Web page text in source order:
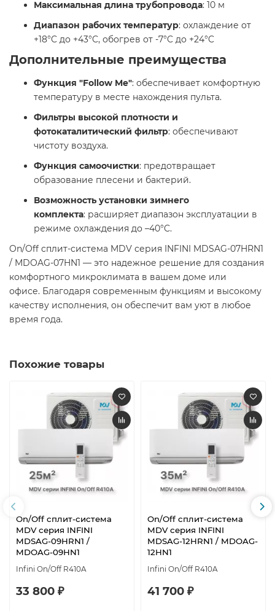
Максимальная длина трубопровода: 10 м
Диапазон рабочих температур: охлаждение от
+18°C до +43°C, обогрев от -7°C до +24°C ​
Дополнительные преимущества
Функция "Follow Me": обеспечивает комфортную
температуру в месте нахождения пульта.
Фильтры высокой плотности и
фотокаталитический фильтр: обеспечивают
чистоту воздуха.
Функция самоочистки: предотвращает
образование плесени и бактерий.
Возможность установки зимнего
комплекта: расширяет диапазон эксплуатации в
режиме охлаждения до –40°C. ​
On/Off cплит-система MDV серия INFINI MDSAG-07HRN1
/ MDOAG-07HN1 — это надежное решение для создания
комфортного микроклимата в вашем доме или
офисе. Благодаря современным функциям и высокому
качеству исполнения, он обеспечит вам уют в любое
время года.
Похожие товары
On/Off cплит-система
MDV серия INFINI
MDSAG-09HRN1 /
MDOAG-09HN1
Infini On/Off R410A
33 800 ₽
On/Off cплит-система
MDV серия INFINI
MDSAG-12HRN1 / MDOAG-
12HN1
Infini On/Off R410A
41 700 ₽